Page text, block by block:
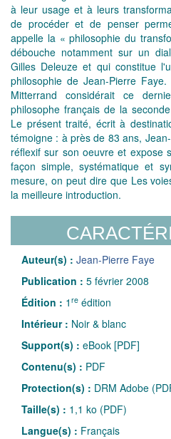
à leur usage et à leurs
de procéder et de penser
appelle la « philosophie du
débouche notamment sur un
Gilles Deleuze et qui constitue
philosophie de Jean-Pierre
Mitterrand considérait ce
philosophe français de la
Le présent traité, écrit à
témoigne : à près de 83 ans,
réflexif sur son oeuvre et expose
façon simple, systématique et
mesure, on peut dire que Les
la meilleure introduction.
Auteur(s) : Jean-Pierre Faye
Publication : 5 février 2008
Édition : 1 re édition
Intérieur : Noir & blanc
Support(s) : eBook [PDF]
Contenu(s) : PDF
Protection(s) : DRM Adobe
Taille(s) : 1,1 ko (PDF)
Langue(s) : Français